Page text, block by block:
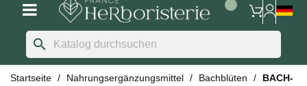
search
Startseite Nahrungsergänzungsmittel Bachblüten
BACH-